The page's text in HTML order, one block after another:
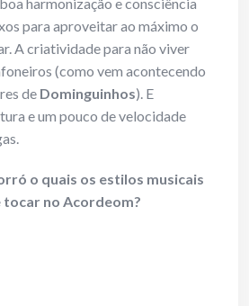
para aproveitar ao máximo o
A criatividade para não viver
(como vem acontecendo
de Dominguinhos). E
e um pouco de velocidade
o quais os estilos musicais
tocar no Acordeom?